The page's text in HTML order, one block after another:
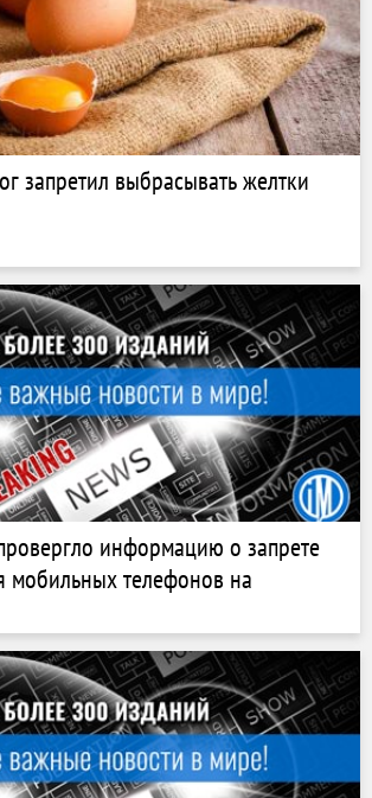
запретил выбрасывать желтки
информацию о запрете
мобильных телефонов на